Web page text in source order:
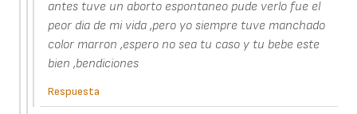
antes tuve un aborto espontaneo pude verlo fue el
peor dia de mi vida ,pero yo siempre tuve manchado
color marron ,espero no sea tu caso y tu bebe este
bien ,bendiciones
Respuesta